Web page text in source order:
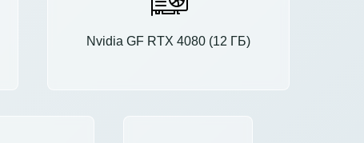
Nvidia GF RTX 4080 (12 ГБ)